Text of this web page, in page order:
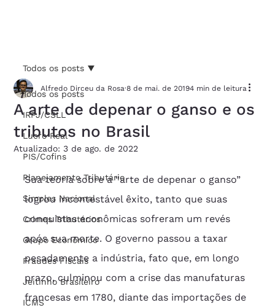
Todos os posts
IRPJ/CSLL
Lucro Real
PIS/Cofins
Planejamento Tributário
Simples Nacional
Crimes Tributários
Grupo Econômico
Fraudes Fiscais
Jeitinho Brasileiro
ICMS
Todos os posts
A arte de depenar o ganso e os
tributos no Brasil
Alfredo Dirceu da Rosa 8 de mai. de 20194 min de leitura
Atualizado:3 de ago. de 2022
Sua teoria sobre a “arte de depenar o ganso”
logrou incontestável êxito, tanto que suas
conquistas econômicas sofreram um revés
após sua morte. O governo passou a taxar
pesadamente a indústria, fato que, em longo
prazo, culminou com a crise das manufaturas
francesas em 1780, diante das importações de